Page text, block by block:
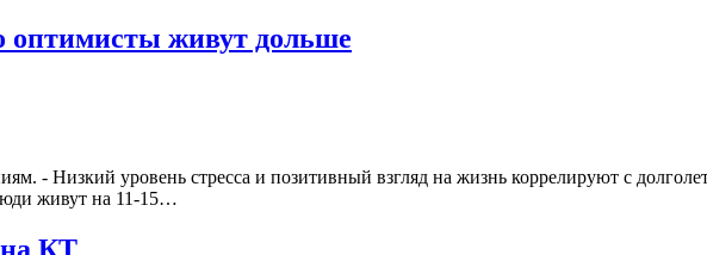
оптимисты живут дольше
- Низкий уровень стресса и позитивный взгляд на жизнь коррелируют с
живут на 11-15…